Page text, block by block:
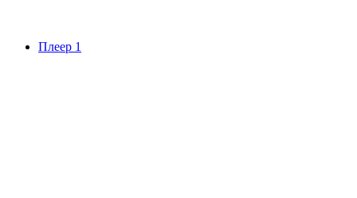
Плеер 1